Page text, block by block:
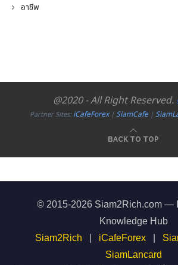
อาชีพ
@2020 - All Right Reserved.
Partner Sites:iCafeForex|SiamCafe|
BACK TO TOP
© 2015-2026 Siam2Rich.com —
Knowledge Hub
Siam2Rich
iCafeForex
SiamLancard